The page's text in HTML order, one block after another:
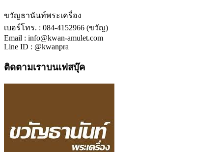
ขวัญธานันท์พระเครื่อง
เบอร์โทร. : 084-4152966 (ขวัญ)
Email : info@kwan-amulet.com
Line ID : @kwanpra
ติดตามเราบนเฟสบุ๊ค